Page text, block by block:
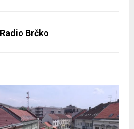
Radio Brčko